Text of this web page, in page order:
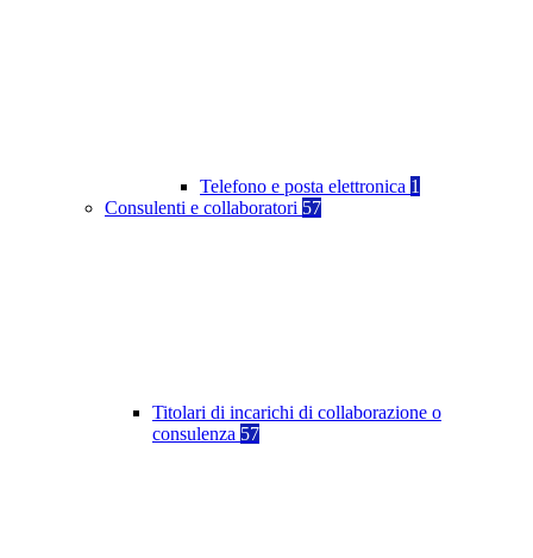
Telefono e posta elettronica 1
Consulenti e collaboratori 57
Titolari di incarichi di collaborazione o
consulenza 57